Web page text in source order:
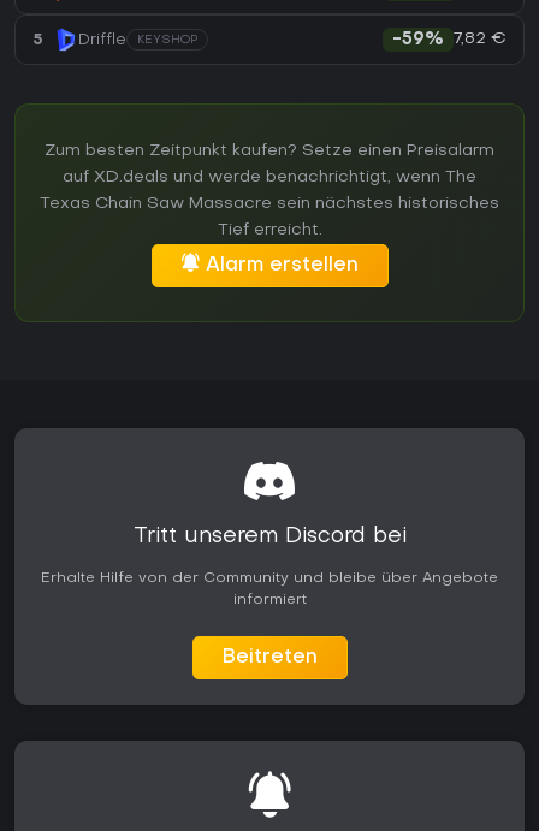
5 Driffle KEYSHOP -59% 7,82 €
Zum besten Zeitpunkt kaufen? Setze einen Preisalarm
auf XD.deals und werde benachrichtigt, wenn The
Texas Chain Saw Massacre sein nächstes historisches
Tief erreicht.
Alarm erstellen
Tritt unserem Discord bei
Erhalte Hilfe von der Community und bleibe über Angebote
informiert
Beitreten